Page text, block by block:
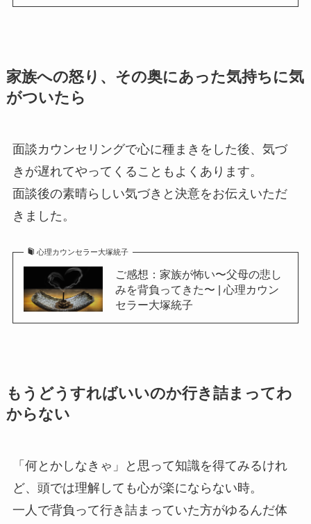
家族への怒り、その奥にあった気持ちに気
がついたら
面談カウンセリングで心に種まきをした後、気づ
きが遅れてやってくることもよくあります。
面談後の素晴らしい気づきと決意をお伝えいただ
きました。
心理カウンセラー大塚統子
ご感想：家族が怖い〜父母の悲し
みを背負ってきた〜 | 心理カウン
セラー大塚統子
もうどうすればいいのか行き詰まってわ
からない
「何とかしなきゃ」と思って知識を得てみるけれ
ど、頭では理解しても心が楽にならない時。
一人で背負って行き詰まっていた方がゆるんだ体